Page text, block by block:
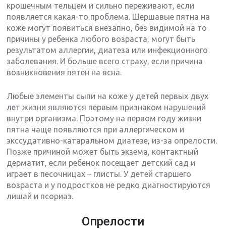
крошечным тельцем и сильно переживают, если
появляется какая-то проблема. Шершавые пятна на
коже могут появиться внезапно, без видимой на то
причины у ребенка любого возраста, могут быть
результатом аллергии, диатеза или инфекционного
заболевания. И больше всего страху, если причина
возникновения пятен на ясна.
Любые элементы сыпи на коже у детей первых двух
лет жизни являются первым признаком нарушений
внутри организма. Поэтому на первом году жизни
пятна чаще появляются при аллергическом и
экссудативно-катаральном диатезе, из-за опрелости.
Позже причиной может быть экзема, контактный
дерматит, если ребенок посещает детский сад и
играет в песочницах – глисты. У детей старшего
возраста и у подростков не редко диагностируются
лишай и псориаз.
Опрелости